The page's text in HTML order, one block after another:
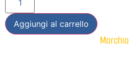
Aggiungi al carrello
Marchio